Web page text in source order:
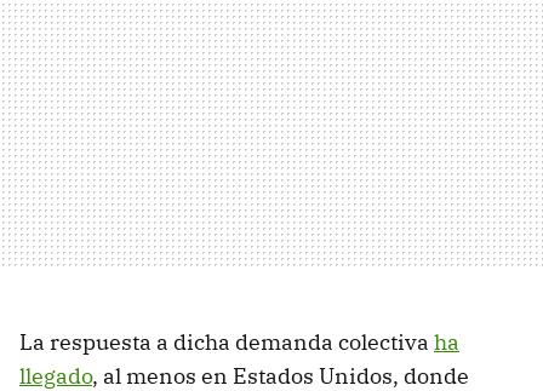
La respuesta a dicha demanda colectiva ha
llegado, al menos en Estados Unidos, donde